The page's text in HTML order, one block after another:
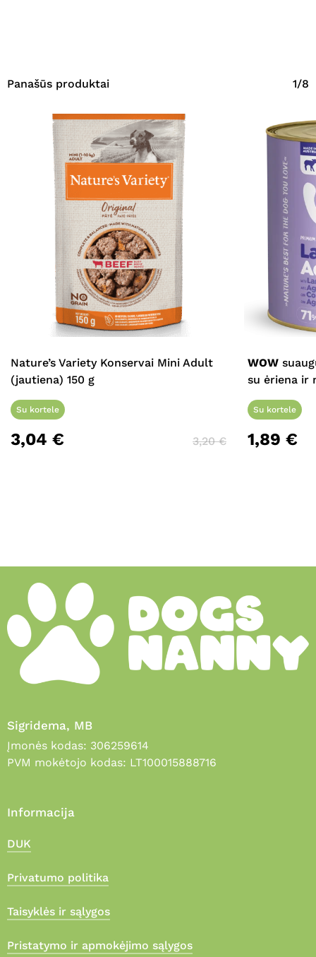
Panašūs produktai 1/8
Nature’s Variety Konservai Mini Adult
(jautiena) 150 g
Su kortele
3,04 € 3,20€
WOW
su ėriena ir
Su kortele
1,89 €
Sigridema, MB
Įmonės kodas: 306259614
PVM mokėtojo kodas: LT100015888716
Informacija
DUK
Privatumo politika
Taisyklės ir sąlygos
Pristatymo ir apmokėjimo sąlygos